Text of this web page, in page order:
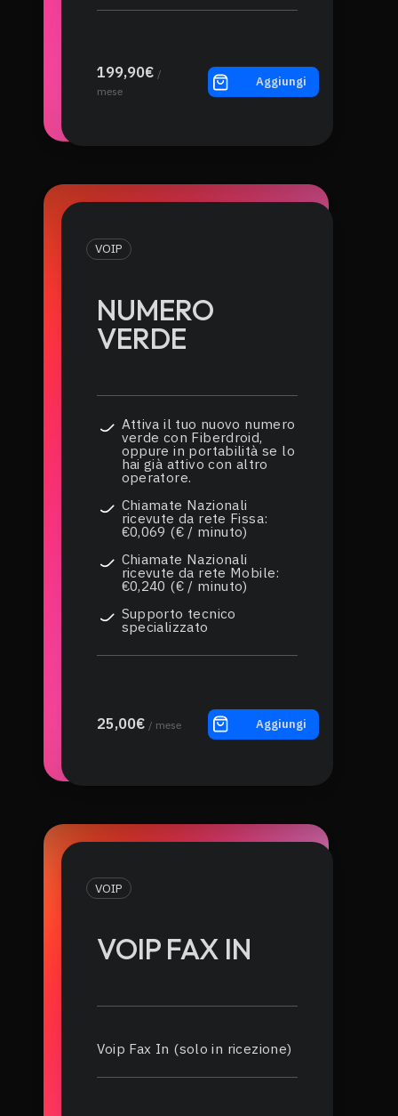
199,90€ /
mese
Aggiungi
VOIP
NUMERO
VERDE
Attiva il tuo nuovo numero
verde con Fiberdroid,
oppure in portabilità se lo
hai già attivo con altro
operatore.
Chiamate Nazionali
ricevute da rete Fissa:
€0,069 (€ / minuto)
Chiamate Nazionali
ricevute da rete Mobile:
€0,240 (€ / minuto)
Supporto tecnico
specializzato
25,00€ / mese Aggiungi
VOIP
VOIP FAX IN
Voip Fax In (solo in ricezione)